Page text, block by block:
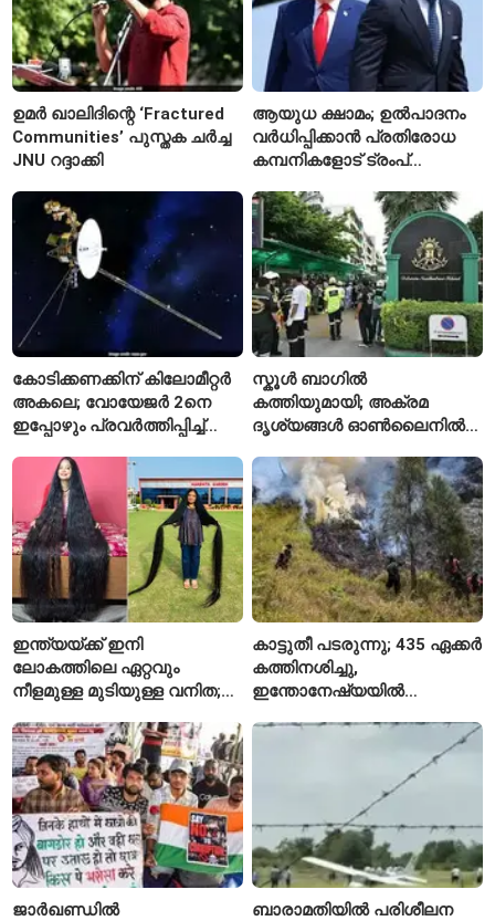
ഉമർ ഖാലിദിന്റെ ‘Fractured
Communities’ പുസ്തക ചർച്ച
JNU റദ്ദാക്കി
ആയുധ ക്ഷാമം; ഉൽപാദനം
വർധിപ്പിക്കാൻ പ്രതിരോധ
കമ്പനികളോട് ട്രംപ്
കോടിക്കണക്കിന് കിലോമീറ്റർ
അകലെ; വോയേജർ 2നെ
ഇപ്പോഴും പ്രവർത്തിപ്പിച്ച്
സ്കൂൾ ബാഗിൽ
കത്തിയുമായി; അക്രമ
ദൃശ്യങ്ങൾ ഓൺലൈനിൽ
കൗമാരക്കാരൻ
ഇന്ത്യയ്ക്ക് ഇനി
ലോകത്തിലെ ഏറ്റവും
നീളമുള്ള മുടിയുള്ള വനിത;
കാട്ടുതീ പടരുന്നു; 435 ഏക്കർ
കത്തിനശിച്ചു,
ഇന്തോനേഷ്യയിൽ
ജാർഖണ്ഡിൽ
ബാരാമതിയിൽ പരിശീലന